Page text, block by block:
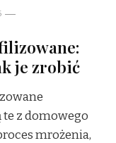
je zrobić
z domowego
mrożenia,